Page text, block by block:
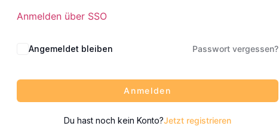
Anmelden über SSO
Angemeldet bleiben Passwort vergessen?
Anmelden
Du hast noch kein Konto?Jetzt registrieren